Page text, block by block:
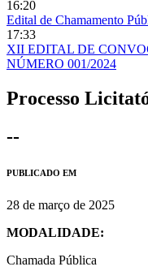
16:20
Edital de Chamamento
17:33
XII EDITAL DE
NÚMERO 001/2024
Processo
--
PUBLICADO EM
28 de março de 2025
MODALIDADE:
Chamada Pública